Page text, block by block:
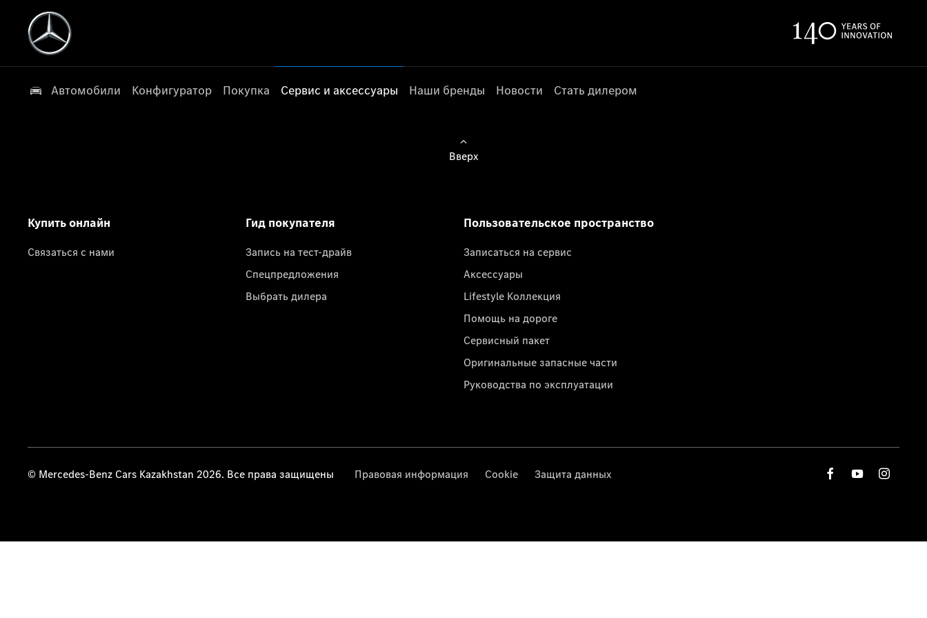
Автомобили Конфигуратор Покупка Сервис и аксессуары Наши бренды Новости Стать дилером
Вверх
Купить онлайн
Связаться с нами
Гид покупателя
Запись на тест-драйв
Спецпредложения
Выбрать дилера
Пользовательское пространство
Записаться на сервис
Аксессуары
Lifestyle Коллекция
Помощь на дороге
Сервисный пакет
Оригинальные запасные части
Руководства по эксплуатации
© Mercedes-Benz Cars Kazakhstan 2026. Все права защищены Правовая информация Cookie Защита данных